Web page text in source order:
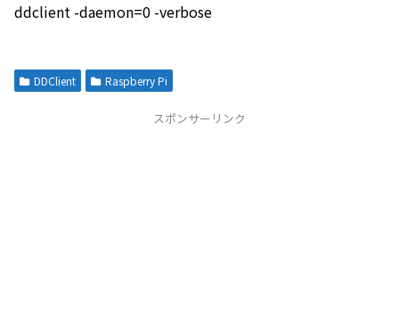
ddclient -daemon=0 -verbose
DDClient Raspberry Pi
スポンサーリンク